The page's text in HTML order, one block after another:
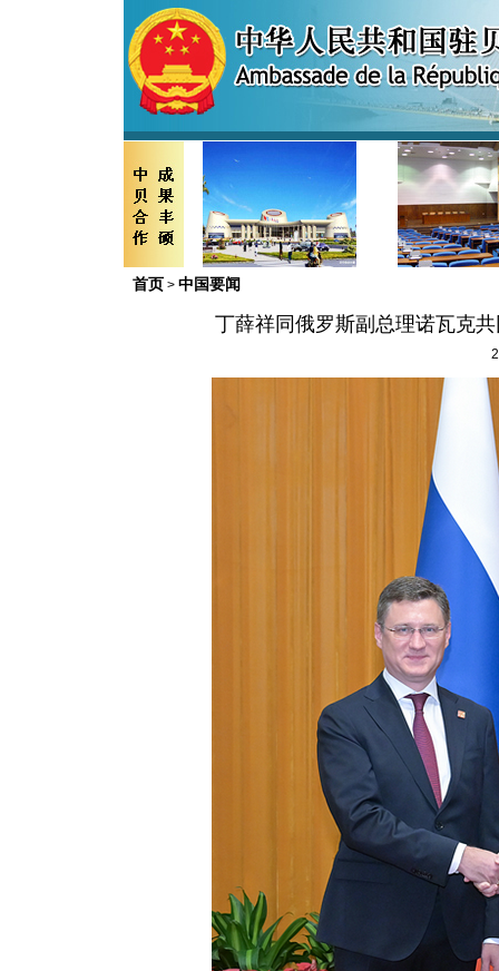
首页 > 中国要闻
丁薛祥同俄罗斯副总理诺瓦克